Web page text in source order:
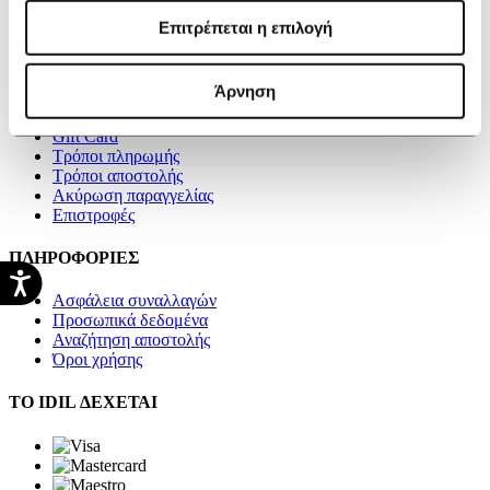
Επιτρέπεται η επιλογή
Άρνηση
Επικοινωνία
Gift Card
Τρόποι πληρωμής
Τρόποι αποστολής
Ακύρωση παραγγελίας
Επιστροφές
ΠΛΗΡΟΦΟΡΙΕΣ
Ασφάλεια συναλλαγών
Προσωπικά δεδομένα
Αναζήτηση αποστολής
Όροι χρήσης
ΤΟ IDIL ΔΕΧΕΤΑΙ